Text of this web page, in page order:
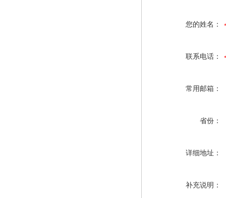
您的姓名：
联系电话：
常用邮箱：
省份：
详细地址：
补充说明：